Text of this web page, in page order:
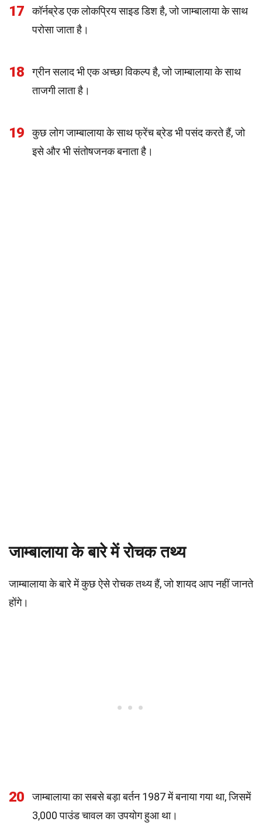
17
कॉर्नब्रेड एक लोकप्रिय साइड डिश है, जो जाम्बालाया के साथ
परोसा जाता है।
18
ग्रीन सलाद भी एक अच्छा विकल्प है, जो जाम्बालाया के साथ
ताजगी लाता है।
19
कुछ लोग जाम्बालाया के साथ फ्रेंच ब्रेड भी पसंद करते हैं, जो
इसे और भी संतोषजनक बनाता है।
जाम्बालाया के बारे में रोचक तथ्य
जाम्बालाया के बारे में कुछ ऐसे रोचक तथ्य हैं, जो शायद आप नहीं जानते
होंगे।
20
जाम्बालाया का सबसे बड़ा बर्तन 1987 में बनाया गया था, जिसमें
3,000 पाउंड चावल का उपयोग हुआ था।